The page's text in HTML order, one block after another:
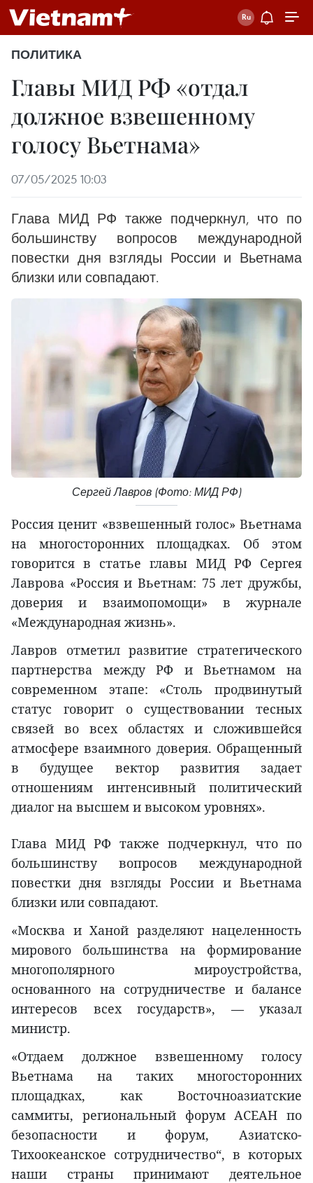
ПОЛИТИКА
Главы МИД РФ «отдал
должное взвешенному
голосу Вьетнама»
07/05/2025 10:03
Глава МИД РФ также подчеркнул, что по
большинству вопросов международной
повестки дня взгляды России и Вьетнама
близки или совпадают.
Сергей Лавров (Фото: МИД РФ)
Россия ценит «взвешенный голос» Вьетнама
на многосторонних площадках. Об этом
говорится в статье главы МИД РФ Сергея
Лаврова «Россия и Вьетнам: 75 лет дружбы,
доверия и взаимопомощи» в журнале
«Международная жизнь».
Лавров отметил развитие стратегического
партнерства между РФ и Вьетнамом на
современном этапе: «Столь продвинутый
статус говорит о существовании тесных
связей во всех областях и сложившейся
атмосфере взаимного доверия. Обращенный
в будущее вектор развития задает
отношениям интенсивный политический
диалог на высшем и высоком уровнях».
Глава МИД РФ также подчеркнул, что по
большинству вопросов международной
повестки дня взгляды России и Вьетнама
близки или совпадают.
«Москва и Ханой разделяют нацеленность
мирового большинства на формирование
многополярного мироустройства,
основанного на сотрудничестве и балансе
интересов всех государств», — указал
министр.
«Отдаем должное взвешенному голосу
Вьетнама на таких многосторонних
площадках, как Восточноазиатские
саммиты, региональный форум АСЕАН по
безопасности и форум, Азиатско-
Тихоокеанское сотрудничество“, в которых
наши страны принимают деятельное